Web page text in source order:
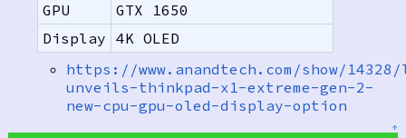
GPU
GTX 1650
Display 4K OLED
https://www.anandtech.com/show/
unveils-thinkpad-x1-extreme-gen-2-
new-cpu-gpu-oled-display-option
↑